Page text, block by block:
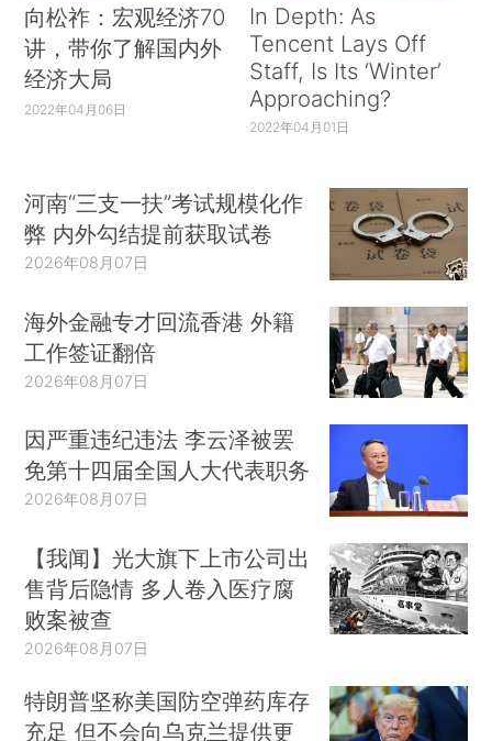
向松祚：宏观经济70
讲，带你了解国内外
经济大局
2022年04月06日
In Depth: As
Tencent Lays Off
Staff, Is Its ‘Winter’
Approaching?
2022年04月01日
河南“三支一扶”考试规模化作
弊 内外勾结提前获取试卷
2026年08月07日
海外金融专才回流香港 外籍
工作签证翻倍
2026年08月07日
因严重违纪违法 李云泽被罢
免第十四届全国人大代表职务
2026年08月07日
【我闻】光大旗下上市公司出
售背后隐情 多人卷入医疗腐
败案被查
2026年08月07日
特朗普坚称美国防空弹药库存
充足 但不会向乌克兰提供更